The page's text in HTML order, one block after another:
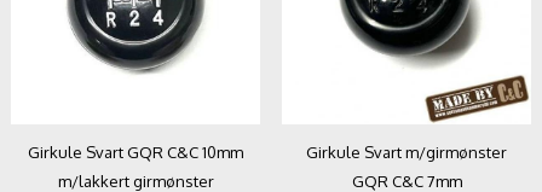
Girkule Svart GQR C&C 10mm
m/lakkert girmønster
Girkule Svart m/girmønster
GQR C&C 7mm